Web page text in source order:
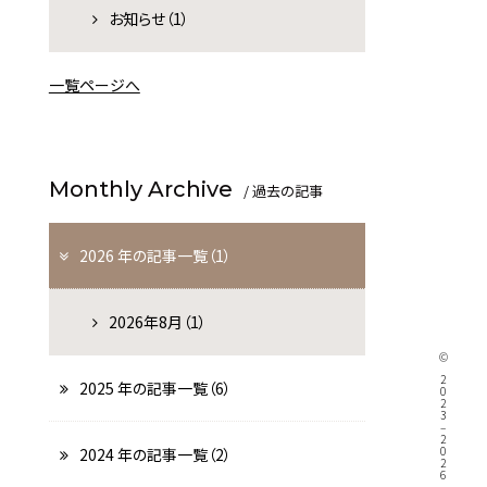
2201 （09:00～18:00）
お知らせ（1）
一覧ページへ
Monthly Archive / 過去の記事
2026 年の記事一覧（1）
2026年8月（1）
2025 年の記事一覧（6）
2024 年の記事一覧（2）